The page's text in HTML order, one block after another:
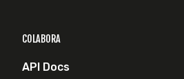
COLABORA
API Docs